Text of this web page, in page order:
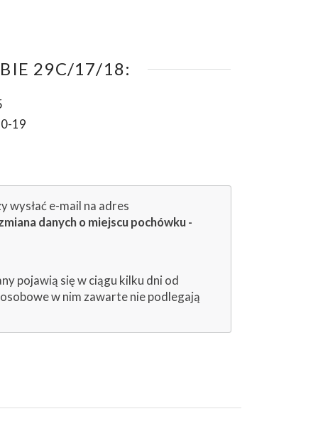
29C/17/18:
19
wysłać e-mail na adres
danych o miejscu pochówku -
pojawią się w ciągu kilku dni od
w nim zawarte nie podlegają